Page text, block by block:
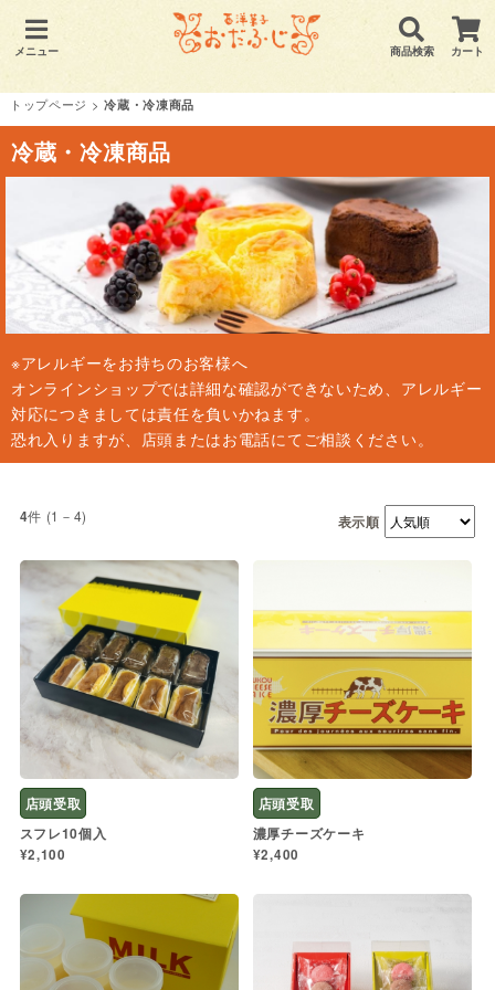
メニュー 商品検索 カート
トップページ >冷蔵・冷凍商品
冷蔵・冷凍商品
※アレルギーをお持ちのお客様へ
オンラインショップでは詳細な確認ができないため、アレルギー
対応につきましては責任を負いかねます。
恐れ入りますが、店頭またはお電話にてご相談ください。
4件 (1－4) 表示順
店頭受取
スフレ10個入
¥2,100
店頭受取
濃厚チーズケーキ
¥2,400